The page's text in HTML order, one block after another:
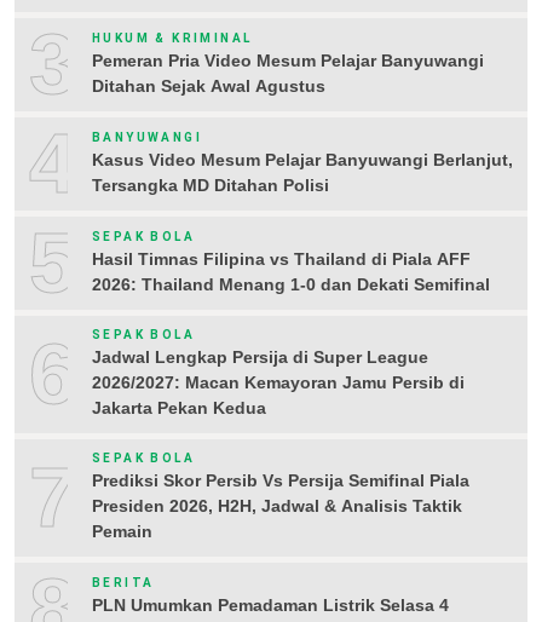
3
HUKUM & KRIMINAL
Pemeran Pria Video Mesum Pelajar Banyuwangi
Ditahan Sejak Awal Agustus
4 BANYUWANGI
Kasus Video Mesum Pelajar Banyuwangi Berlanjut,
Tersangka MD Ditahan Polisi
5 SEPAK BOLA
Hasil Timnas Filipina vs Thailand di Piala AFF
2026: Thailand Menang 1-0 dan Dekati Semifinal
6 SEPAK BOLA
Jadwal Lengkap Persija di Super League
2026/2027: Macan Kemayoran Jamu Persib di
Jakarta Pekan Kedua
7 SEPAK BOLA
Prediksi Skor Persib Vs Persija Semifinal Piala
Presiden 2026, H2H, Jadwal & Analisis Taktik
Pemain
BERITA
PLN Umumkan Pemadaman Listrik Selasa 4